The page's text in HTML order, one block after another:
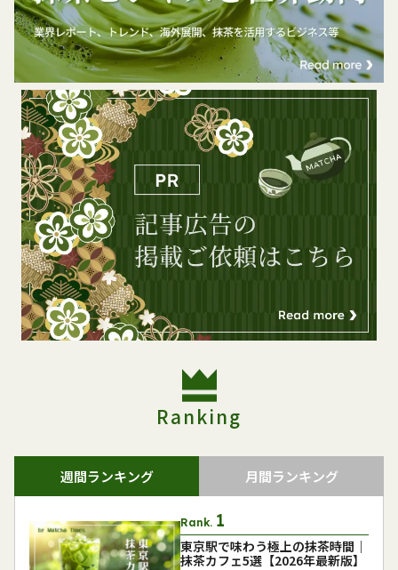
Ranking
週間ランキング 月間ランキング
Rank.
東京駅で味わう極上の抹茶時間｜
抹茶カフェ5選【2026年最新版】